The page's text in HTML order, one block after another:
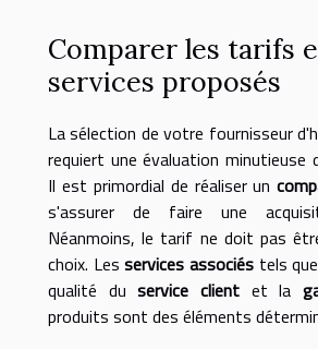
Comparer les tarifs
services proposés
La sélection de votre fournisseur
requiert une évaluation minutieuse
Il est primordial de réaliser un
s'assurer de faire une
Néanmoins, le tarif ne doit pas
choix. Lesservices associés tels
qualité duservice clientet la
produits sont des éléments